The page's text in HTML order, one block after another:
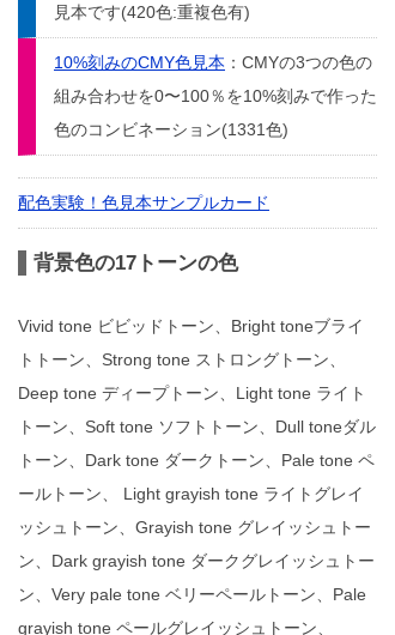
見本です(420色:重複色有)
10%刻みのCMY色見本 ：CMYの3つの色の
組み合わせを0〜100％を10%刻みで作った
色のコンビネーション(1331色)
配色実験！色見本サンプルカード
背景色の17トーンの色
Vivid tone ビビッドトーン、Bright toneブライ
トトーン、Strong tone ストロングトーン、
Deep tone ディープトーン、Light tone ライト
トーン、Soft tone ソフトトーン、Dull toneダル
トーン、Dark tone ダークトーン、Pale tone ペ
ールトーン、 Light grayish tone ライトグレイ
ッシュトーン、Grayish tone グレイッシュトー
ン、Dark grayish tone ダークグレイッシュトー
ン、Very pale tone ベリーペールトーン、Pale
grayish tone ペールグレイッシュトーン、